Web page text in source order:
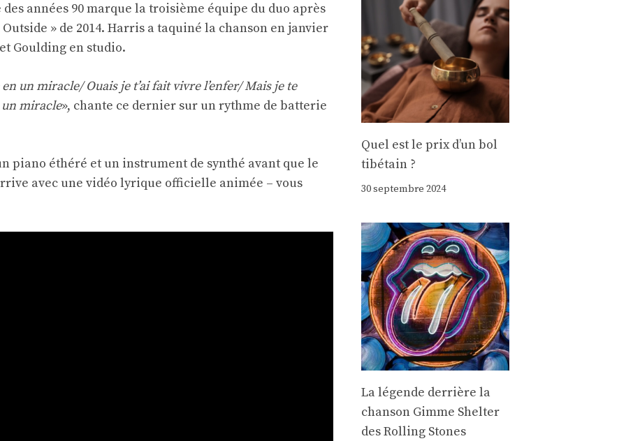
années 90 marque la troisième équipe du duo après
Outside » de 2014. Harris a taquiné la chanson en janvier
Goulding en studio.
un miracle/ Ouais je t’ai fait vivre l’enfer/ Mais je te
miracle», chante ce dernier sur un rythme de batterie
piano éthéré et un instrument de synthé avant que le
avec une vidéo lyrique officielle animée – vous
Quel est le prix d’un bol
tibétain ?
30 septembre 2024
La légende derrière la
chanson Gimme Shelter
des Rolling Stones